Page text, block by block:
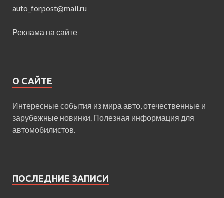
auto_forpost@mail.ru
Реклама на сайте
О САЙТЕ
Интересные события из мира авто, отечественные и
зарубежные новинки. Полезная информация для
автомобилистов.
ПОСЛЕДНИЕ ЗАПИСИ